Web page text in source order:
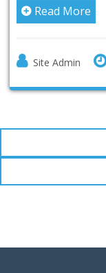
Read More
Admin